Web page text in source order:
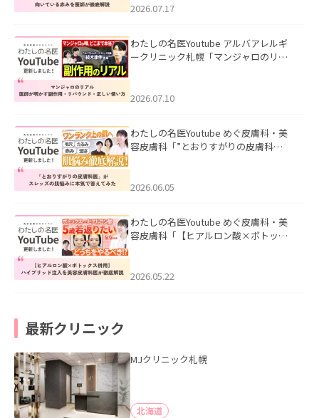
した。
2026.07.17
わたしの名医Youtube アルバアレルギ
ークリニック札幌「マンジャロのリア
た。
2026.07.10
わたしの名医Youtube めぐ皮膚科・美
容皮膚科「”とおりすがりの皮膚科
2026.06.05
わたしの名医Youtube めぐ皮膚科・美
容皮膚科「【ヒアルロン酸×ボトック
た。
2026.05.22
最新クリニック
MJクリニック札幌
北海道